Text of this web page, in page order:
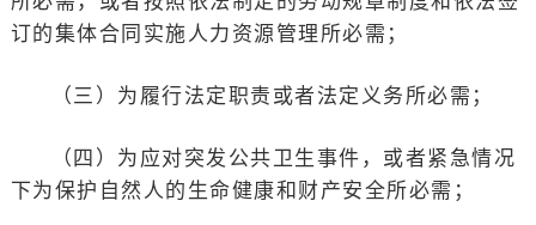
订的集体合同实施人力资源管理所必需；
（三）为履行法定职责或者法定义务所必需；
（四）为应对突发公共卫生事件，或者紧急情况
下为保护自然人的生命健康和财产安全所必需；